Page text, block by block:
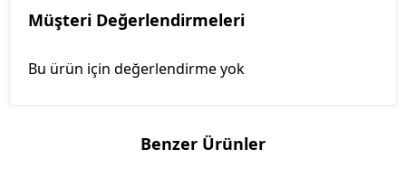
Müşteri Değerlendirmeleri
Bu ürün için değerlendirme yok
Benzer Ürünler